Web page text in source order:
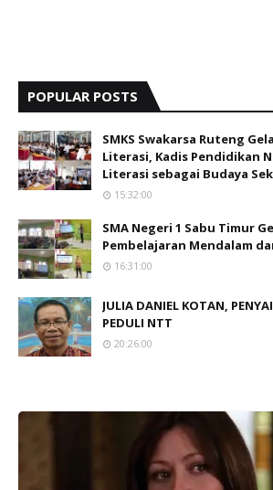
POPULAR POSTS
SMKS Swakarsa Ruteng
Literasi, Kadis Pendidikan
Literasi sebagai Budaya
15:32:00
SMA Negeri 1 Sabu Timur
Pembelajaran Mendalam
16:31:00
JULIA DANIEL KOTAN,
PEDULI NTT
20:26:00